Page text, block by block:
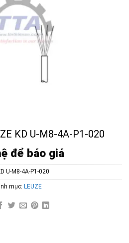
KD U-M8-4A-P1-020
để báo giá
U-M8-4A-P1-020
mục: LEUZE